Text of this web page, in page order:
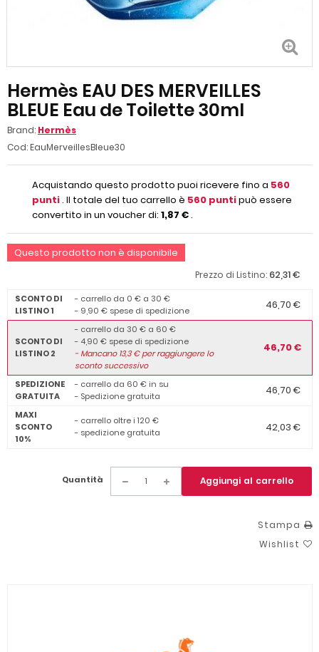
Hermès EAU DES MERVEILLES
BLEUE Eau de Toilette 30ml
Brand: Hermès
Cod:EauMerveillesBleue30
Acquistando questo prodotto puoi ricevere fino a 560
punti. Il totale del tuo carrello è 560 puntipuò essere
convertito in un voucher di: 1,87 €.
Questo prodotto non è disponibile
Prezzo di Listino: 62,31 €
SCONTO DI
LISTINO 1
- carrello da 0 € a 30 €
- 9,90 € spese di spedizione
46,70 €
SCONTO DI
LISTINO 2
- carrello da 30 € a 60 €
- 4,90 € spese di spedizione
-Mancano13,3€ per raggiungere lo
sconto successivo
46,70 €
SPEDIZIONE
GRATUITA
- carrello da 60 € in su
- Spedizione gratuita
46,70 €
MAXI
SCONTO
10%
- carrello oltre i 120 €
- spedizione gratuita
42,03 €
Quantità Aggiungi al carrello
Stampa
Wishlist